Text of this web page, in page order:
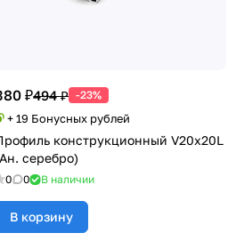
₽494 ₽ -23%
+ 19 Бонусных рублей
конструкционный V20х20L
серебро)
0 0 В наличии
В корзину